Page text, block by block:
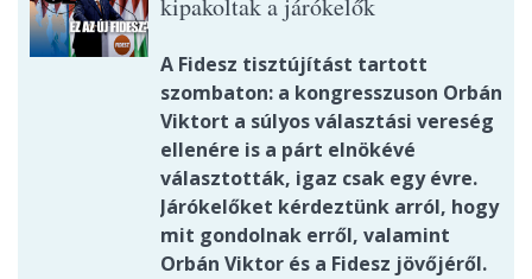
kipakoltak a járókelők
A Fidesz tisztújítást tartott
szombaton: a kongresszuson Orbán
Viktort a súlyos választási vereség
ellenére is a párt elnökévé
választották, igaz csak egy évre.
Járókelőket kérdeztünk arról, hogy
mit gondolnak erről, valamint
Orbán Viktor és a Fidesz jövőjéről.